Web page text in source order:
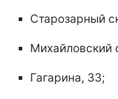
Старозарный
Михайловский
Гагарина, 33;